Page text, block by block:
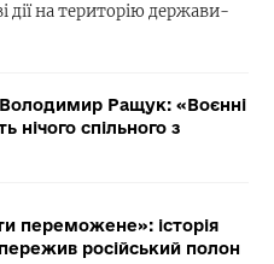
дії на територію держави-
Ращук: «Воєнні
нічого спільного з
переможене»: історія
російський полон